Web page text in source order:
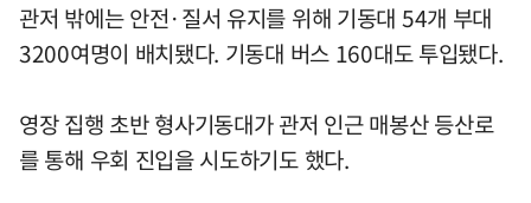
관저 밖에는 안전·질서 유지를 위해 기동대 54개 부대
3200여명이 배치됐다. 기동대 버스 160대도 투입됐다.
영장 집행 초반 형사기동대가 관저 인근 매봉산 등산로
를 통해 우회 진입을 시도하기도 했다.